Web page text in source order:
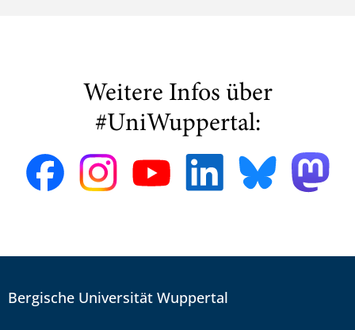
Weitere Infos über
#UniWuppertal:
Bergische Universität Wuppertal